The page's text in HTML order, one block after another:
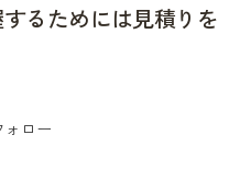
るためには見積りを